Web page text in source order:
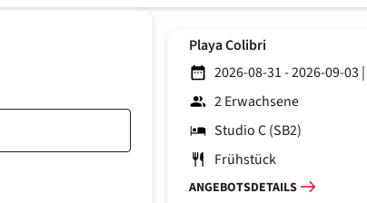
Playa Colibri
2026-08-31 - 2026-09-03 |
2 Erwachsene
Studio C (SB2)
Frühstück
ANGEBOTSDETAILS